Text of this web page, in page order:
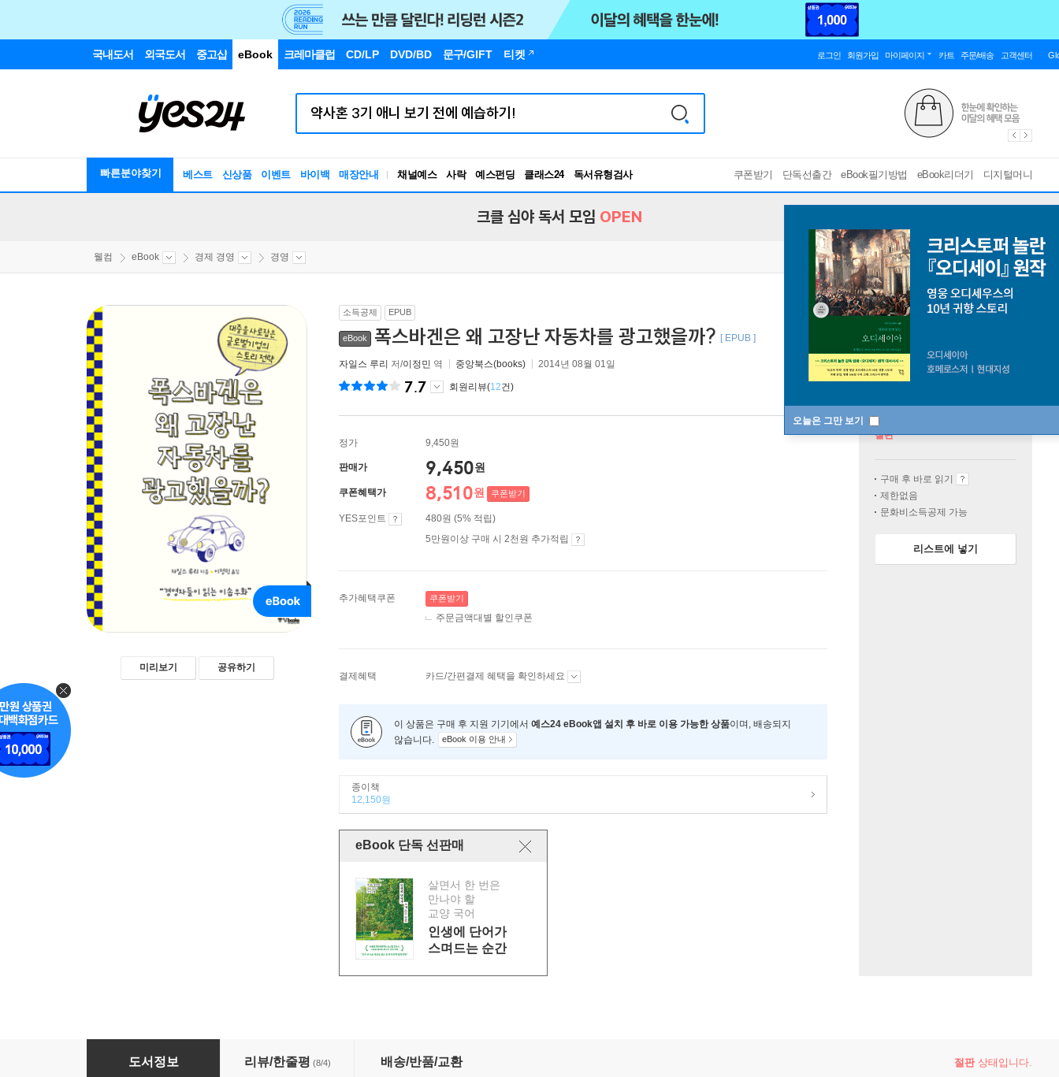
국내도서 외국도서 중고샵 eBook 크레마클럽 CD/LP DVD/BD 문구/GIFT 티켓 로그인 회원가입 마이페이지 카트 주문/배송 고객센터
빠른분야찾기 베스트 신상품 이벤트 바이백 매장안내 채널예스 사락 예스펀딩 클래스24
독서유형검사
RBTI Lab
쿠폰받기 단독선출간 eBook필기방법 eBook리더기 디지털머니
오늘은 그만 보기
크클 심야 독서 모임 OPEN
웰컴 eBook 경제 경영 경영
미리보기 공유하기
소득공제 EPUB
eBook 폭스바겐은 왜 고장난 자동차를 광고했을까? [ EPUB ]
자일스 루리 저/이정민 역 중앙북스(books) 2014년 08월 01일
7.7 회원리뷰(12건)
정가 9,450원
판매가 9,450원
쿠폰혜택가 8,510원 쿠폰받기
YES포인트
480원 (5% 적립)
5만원이상 구매 시 2천원 추가적립
추가혜택쿠폰 쿠폰받기
주문금액대별 할인쿠폰
결제혜택 카드/간편결제 혜택을 확인하세요
이 상품은 구매 후 지원 기기에서 예스24 eBook앱 설치 후 바로 이용 가능한 상품이며, 배송되지
않습니다.
eBook 이용 안내
종이책
12,150원
eBook 단독 선판매
살면서 한 번은
만나야 할
교양 국어
인생에 단어가
스며드는 순간
절판
구매 후 바로 읽기
제한없음
문화비소득공제 가능
리스트에 넣기
폭스바겐은 왜 고장난 자동차를 광고했을까?
도서정보 리뷰/한줄평 (8/4) 배송/반품/교환 절판상태입니다.